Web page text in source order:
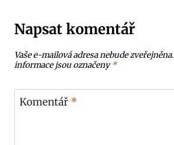
Napsat komentář
Vaše e-mailová adresa nebude zveřejněna.
informace jsou označeny*
Komentář *